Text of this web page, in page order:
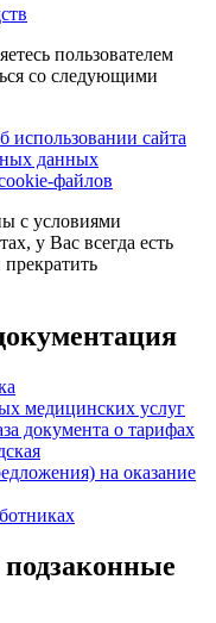
пользователем
со следующими
использовании сайта
данных
файлов
с условиями
у Вас всегда есть
прекратить
медицинских услуг
документа о тарифах
на оказание